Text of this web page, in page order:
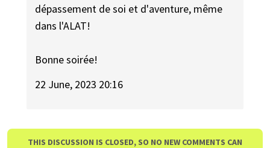
dépassement de soi et d'aventure, même
dans l'ALAT!
Bonne soirée!
22 June, 2023 20:16
THIS DISCUSSION IS CLOSED, SO NO NEW COMMENTS CAN